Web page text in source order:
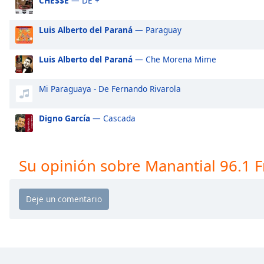
Audio
Track
Picture-
in-
Picture
Fullscreen
modal
window.
Beginning
dialog
window.
Escape
Luis Alberto del Paraná — Paraguay
Luis Alberto del Paraná — Che Morena Mime
Mi Paraguaya - De Fernando Rivarola
Digno García — Cascada
Su opinión sobre Manantial 96.1